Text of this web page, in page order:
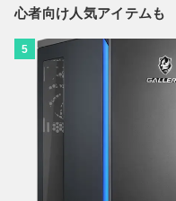
心者向け人気アイテムも
5